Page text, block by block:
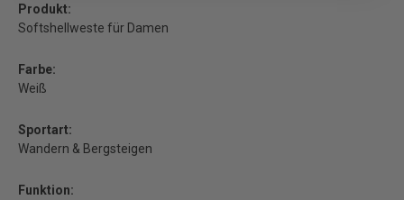
Produkt:
Softshellweste für Damen
Farbe:
Weiß
Sportart:
Wandern & Bergsteigen
Funktion: